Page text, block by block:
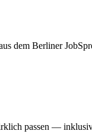
dem Berliner
passen —